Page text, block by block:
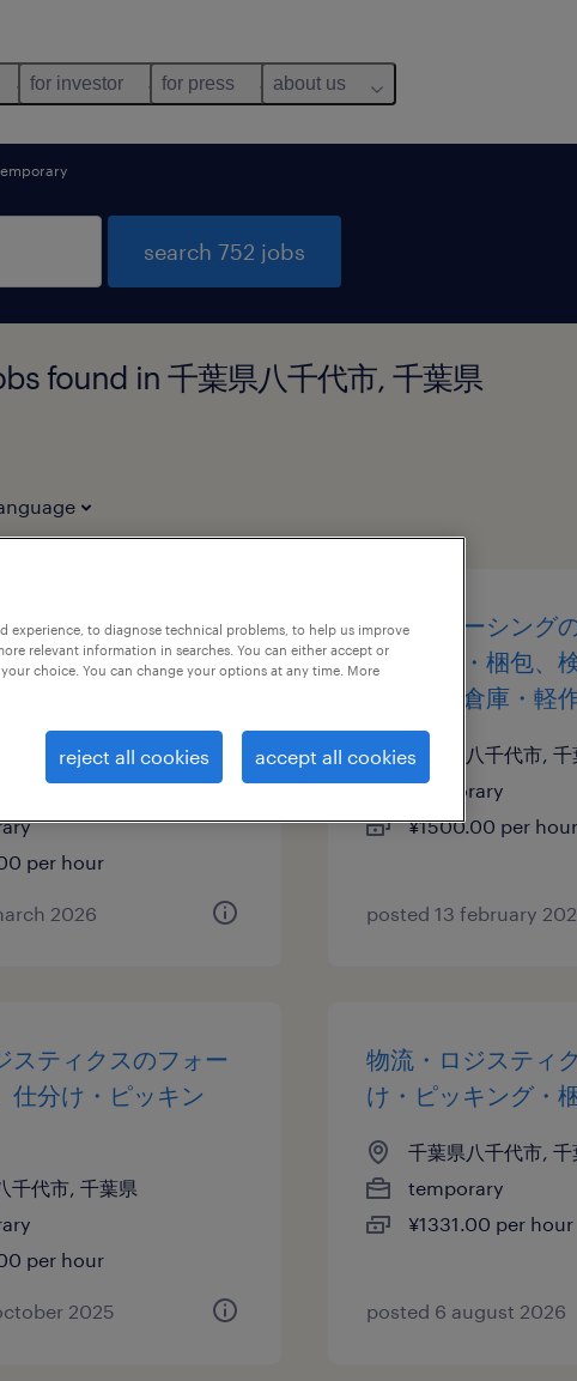
for investor for press about us
search 752 jobs
found in 千葉県八千代市, 千葉県
スティクスの仕分
ング・梱包、検品、
の他（倉庫・軽作
千代市, 千葉県
per hour
2026
アウトソーシング
ッキング・梱包、
その他（倉庫・軽
千葉県八千代市, 千
temporary
¥1500.00 per hour
posted 13 february
スティクスのフォー
仕分け・ピッキン
千代市, 千葉県
per hour
2025
物流・ロジスティ
け・ピッキング・
千葉県八千代市, 千
temporary
¥1331.00 per hour
posted 6 august 2026
experience, to diagnose technical problems, to help us improve
relevant information in searches. You can either accept or
choice. You can change your options at any time. More
reject all cookies accept all cookies